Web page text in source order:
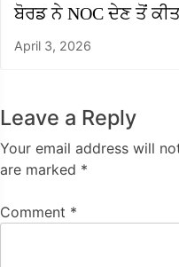
ਬੋਰਡ ਨੇ NOC ਦੇਣ ਤੋਂ
April 3, 2026
Leave a Reply
Your email address will
are marked *
Comment *